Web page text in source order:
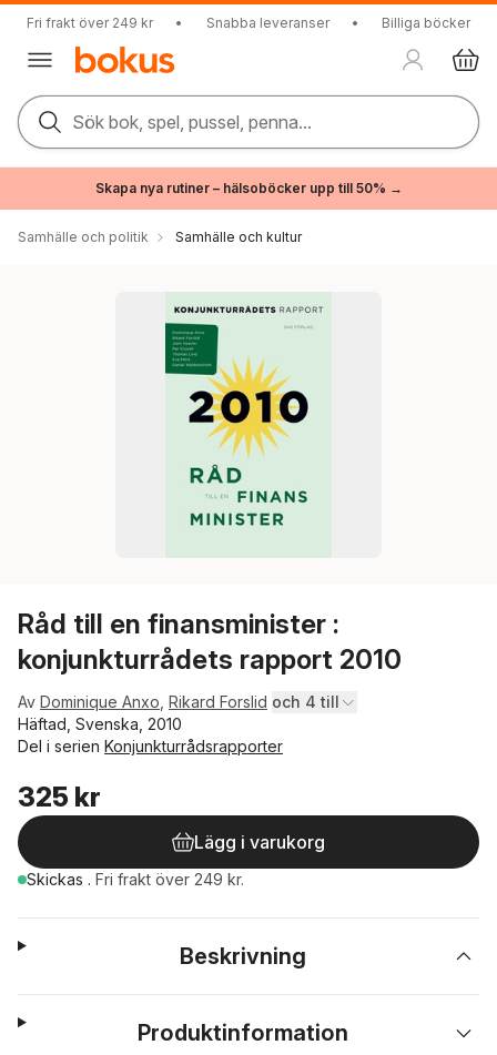
Fri frakt över 249 kr • Snabba leveranser • Billiga böcker
Sök bok, spel, pussel, penna...
Skapa nya rutiner – hälsoböcker upp till 50% →
Samhälle och politik Samhälle och kultur
Råd till en finansminister :
konjunkturrådets rapport 2010
Av Dominique Anxo Rikard Forslid och 4 till
Häftad, Svenska, 2010
Del i serien Konjunkturrådsrapporter
325 kr
Lägg i varukorg
Skickas . Fri frakt över 249 kr.
Beskrivning
Produktinformation